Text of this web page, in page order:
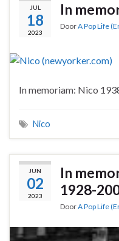
JUL
18
2023
In
DoorA Pop Life
In memoriam: Nico
Nico
JUN
02
2023
In
1928-
DoorA Pop Life